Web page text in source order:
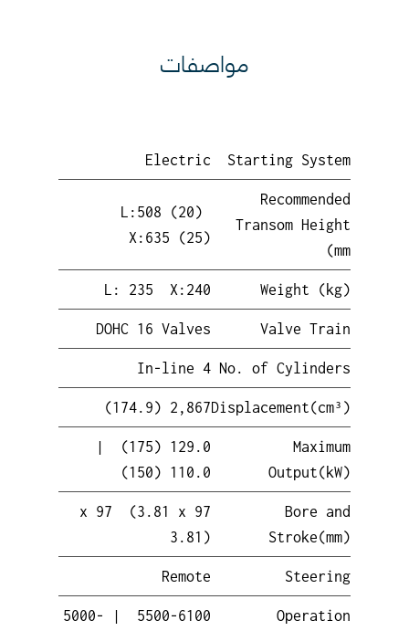
مواصفات
Starting System
Electric
Recommended
Transom Height
(mm
L:508 (20)
X:635 (25)
Weight (kg)
L: 235 X:240
Valve Train
DOHC 16 Valves
No. of Cylinders
In-line 4
Displacement(cm³)
2,867 (174.9)
Maximum
Output(kW)
129.0 (175) |
110.0 (150)
Bore and
Stroke(mm)
97 x 97 (3.81 x
3.81)
Steering
Remote
Operation
5500-6100 | 5000-